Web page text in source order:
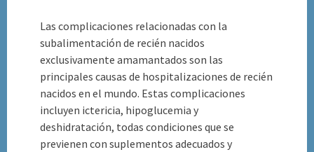
Las complicaciones relacionadas con la
subalimentación de recién nacidos
exclusivamente amamantados son las
principales causas de hospitalizaciones de recién
nacidos en el mundo. Estas complicaciones
incluyen ictericia, hipoglucemia y
deshidratación, todas condiciones que se
previenen con suplementos adecuados y